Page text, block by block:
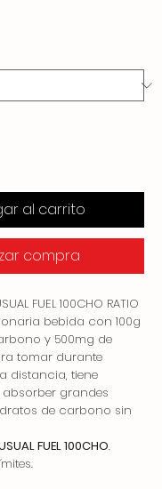
al carrito
compra
FUEL 100CHO RATIO
bebida con 100g
y 500mg de
tomar durante
distancia, tiene
grandes
de carbono sin
FUEL100CHO.